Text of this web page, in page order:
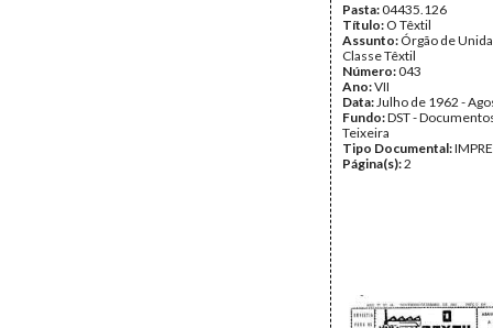
Pasta:04435.126
Título: O Têxtil
Assunto: Órgão de
Classe Têxtil
Número:043
Ano:VII
Data:Julho de 1962 -
Fundo:DST -
Teixeira
Tipo Documental:
Página(s):2